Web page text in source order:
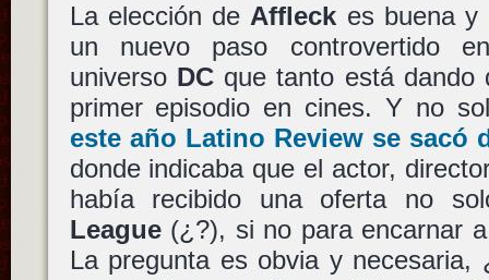
La elección de Affleck es buena y
un nuevo paso controvertido
universo DCque tanto está dando
primer episodio en cines. Y no
este año Latino Review se sacó
donde indicaba que el actor,
había recibido una oferta no
League(¿?), si no para encarnar
La pregunta es obvia y necesaria,